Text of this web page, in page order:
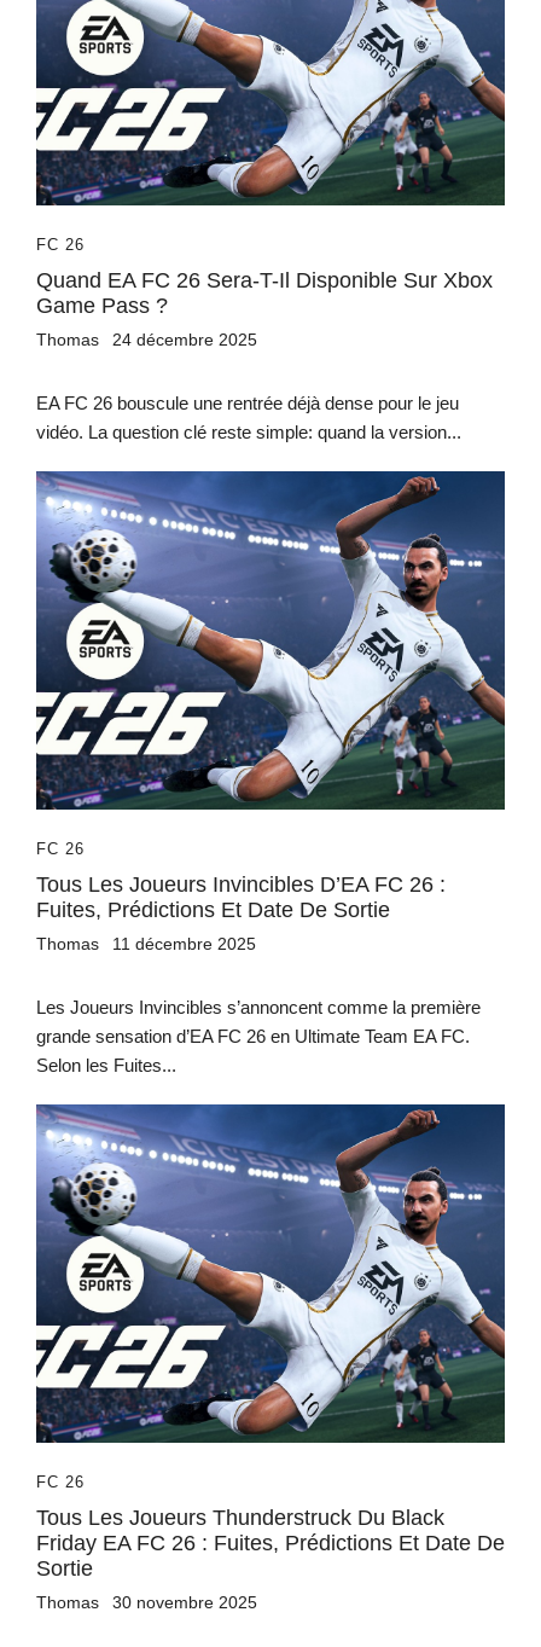
FC 26
Quand EA FC 26 Sera-T-Il Disponible Sur Xbox
Game Pass ?
Thomas 24 décembre 2025
EA FC 26 bouscule une rentrée déjà dense pour le jeu
vidéo. La question clé reste simple: quand la version...
FC 26
Tous Les Joueurs Invincibles D’EA FC 26 :
Fuites, Prédictions Et Date De Sortie
Thomas 11 décembre 2025
Les Joueurs Invincibles s’annoncent comme la première
grande sensation d’EA FC 26 en Ultimate Team EA FC.
Selon les Fuites...
FC 26
Tous Les Joueurs Thunderstruck Du Black
Friday EA FC 26 : Fuites, Prédictions Et Date De
Sortie
Thomas 30 novembre 2025